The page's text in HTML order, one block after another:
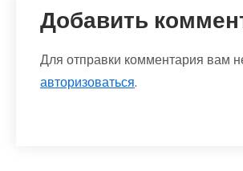
Добавить
Для отправки комментария вам
авторизоваться.